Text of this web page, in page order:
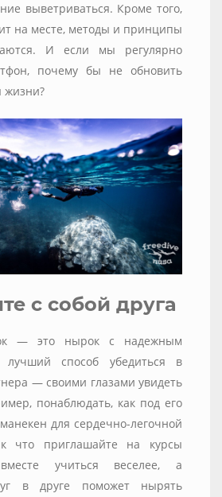
выветриваться. Кроме того,
на месте, методы и принципы
И если мы регулярно
почему бы не обновить
жизни?
с собой друга
— это нырок с надежным
способ убедиться в
— своими глазами увидеть
понаблюдать, как под его
для сердечно-легочной
что приглашайте на курсы
учиться веселее, а
в друге поможет нырять